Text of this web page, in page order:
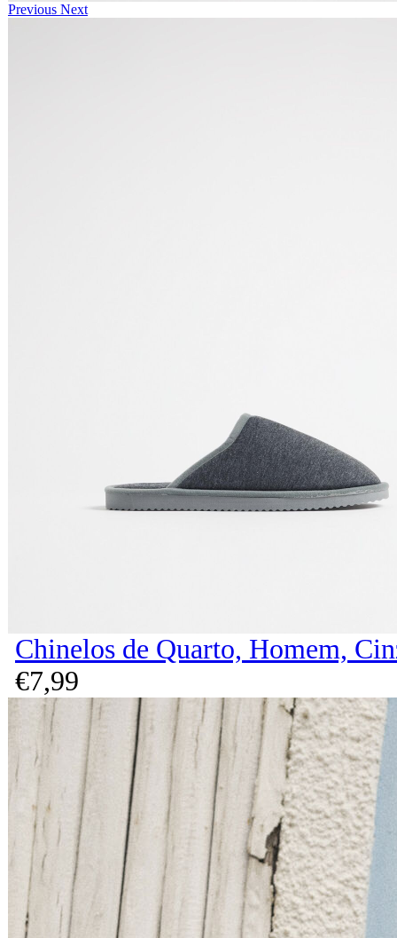
Previous Next
Chinelos de Quarto, Homem,
€7,99